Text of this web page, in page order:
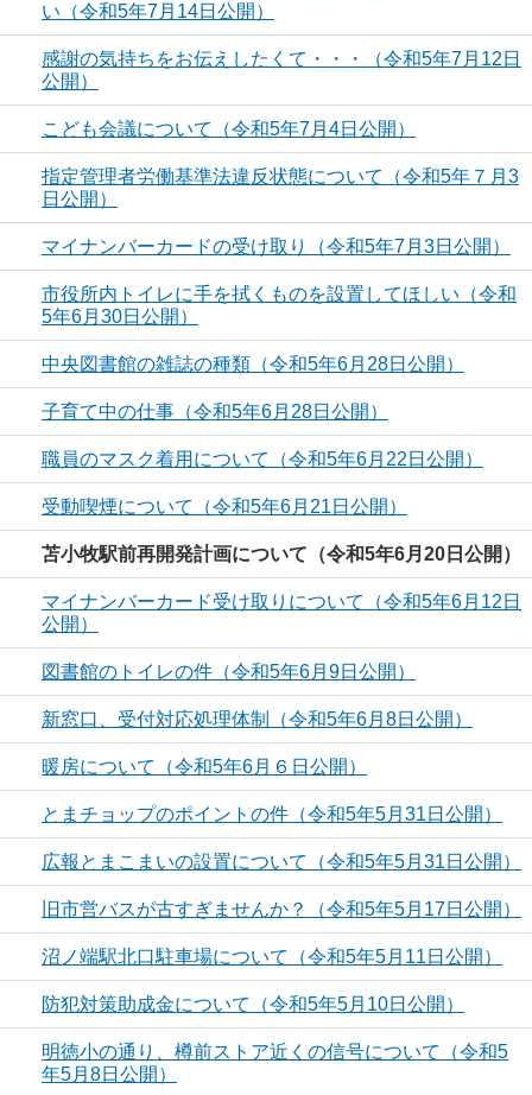
い（令和5年7月14日公開）
感謝の気持ちをお伝えしたくて・・・（令和5年7月12日
公開）
こども会議について（令和5年7月4日公開）
指定管理者労働基準法違反状態について（令和5年７月3
日公開）
マイナンバーカードの受け取り（令和5年7月3日公開）
市役所内トイレに手を拭くものを設置してほしい（令和
5年6月30日公開）
中央図書館の雑誌の種類（令和5年6月28日公開）
子育て中の仕事（令和5年6月28日公開）
職員のマスク着用について（令和5年6月22日公開）
受動喫煙について（令和5年6月21日公開）
苫小牧駅前再開発計画について（令和5年6月20日公開）
マイナンバーカード受け取りについて（令和5年6月12日
公開）
図書館のトイレの件（令和5年6月9日公開）
新窓口、受付対応処理体制（令和5年6月8日公開）
暖房について（令和5年6月６日公開）
とまチョップのポイントの件（令和5年5月31日公開）
広報とまこまいの設置について（令和5年5月31日公開）
旧市営バスが古すぎませんか？（令和5年5月17日公開）
沼ノ端駅北口駐車場について（令和5年5月11日公開）
防犯対策助成金について（令和5年5月10日公開）
明徳小の通り、樽前ストア近くの信号について（令和5
年5月8日公開）